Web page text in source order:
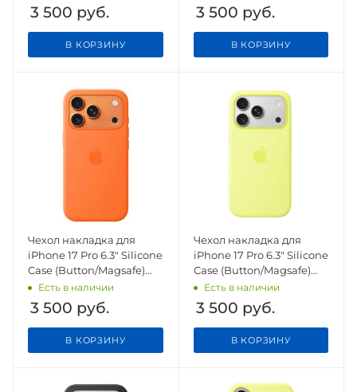
3 500 руб.
В КОРЗИНУ
3 500 руб.
В КОРЗИНУ
Чехол накладка для
iPhone 17 Pro 6.3" Silicone
Case (Button/Magsafe)
Orange
Есть в наличии
3 500 руб.
В КОРЗИНУ
Чехол накладка для
iPhone 17 Pro 6.3" Silicone
Case (Button/Magsafe)
Neon Yellow
Есть в наличии
3 500 руб.
В КОРЗИНУ